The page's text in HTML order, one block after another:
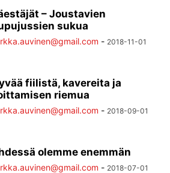
– Joustavien
sukua
- 2018-11-01
fiilistä, kavereita ja
riemua
- 2018-09-01
olemme enemmän
- 2018-07-01